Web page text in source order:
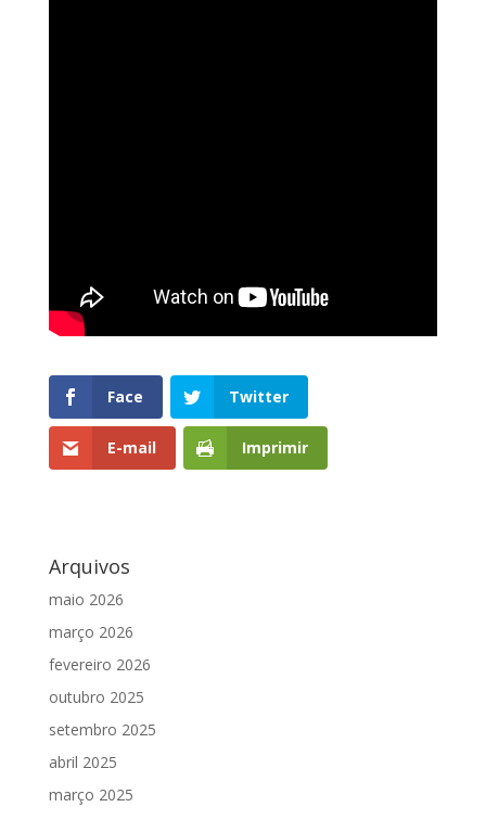
Face Twitter
E-mail Imprimir
Arquivos
maio 2026
março 2026
fevereiro 2026
outubro 2025
setembro 2025
abril 2025
março 2025